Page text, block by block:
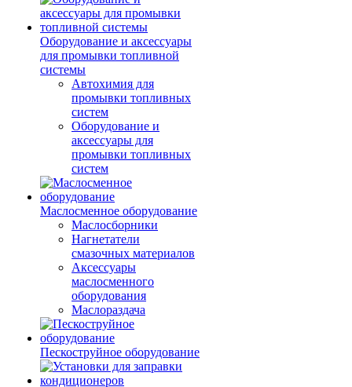
Оборудование и аксессуары
для промывки топливной
системы
Автохимия для
промывки топливных
систем
Оборудование и
аксессуары для
промывки топливных
систем
Маслосменное оборудование
Маслосборники
Нагнетатели
смазочных материалов
Аксессуары
маслосменного
оборудования
Маслораздача
Пескоструйное оборудование